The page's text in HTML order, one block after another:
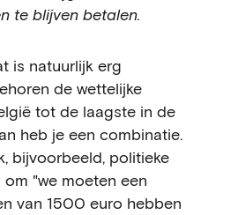
te blijven betalen.
is natuurlijk erg
de wettelijke
tot de laagste in de
heb je een combinatie.
bijvoorbeeld, politieke
"we moeten een
van 1500 euro hebben